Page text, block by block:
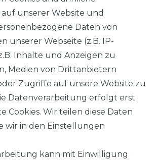
unserer Website und
Daten von
unserer Webseite (z.B. IP-
Inhalte und Anzeigen zu
Medien von Drittanbietern
Zugriffe auf unsere Website zu
Datenverarbeitung erfolgt erst
Cookies. Wir teilen diese Daten
wir in den Einstellungen
kann mit Einwilligung